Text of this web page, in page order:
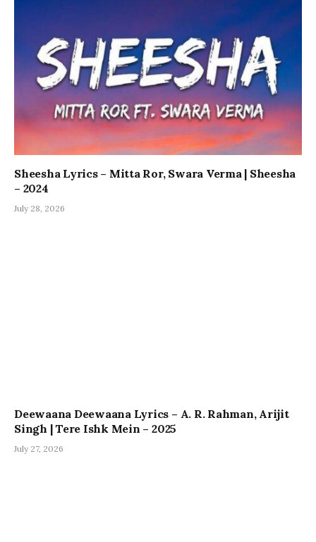
Sheesha Lyrics – Mitta Ror, Swara Verma | Sheesha
– 2024
July 28, 2026
Deewaana Deewaana Lyrics – A. R. Rahman, Arijit
Singh | Tere Ishk Mein – 2025
July 27, 2026